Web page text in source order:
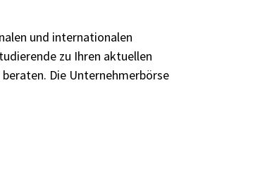
und internationalen
zu Ihren aktuellen
Die Unternehmerbörse